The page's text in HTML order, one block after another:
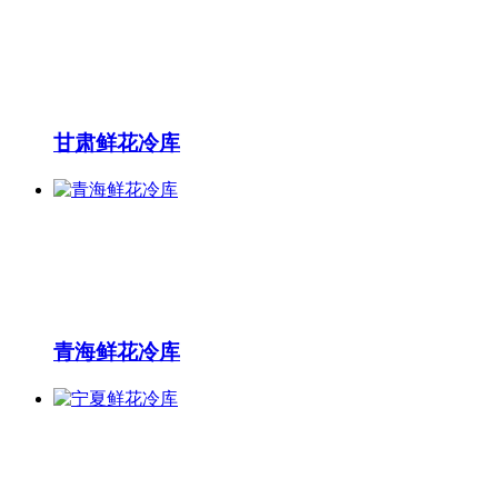
甘肃鲜花冷库
青海鲜花冷库